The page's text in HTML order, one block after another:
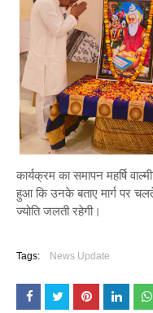
कार्यक्रम का समापन महर्षि
हुआ कि उनके बताए मार्ग पर
ज्योति जलती रहेगी।
Tags: News Update